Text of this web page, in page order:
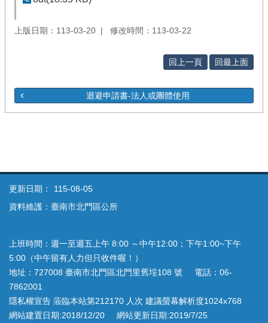
上版日期：113-03-20 修改時間：113-03-22
回上一頁 回最上面
迴避申請書-法人或團體使用
更新日期：
115-08-05
資料維護：臺南市北門區公所
上班時間：週一至週五上午 8:00 ～中午12:00；下午1:00~下午
5:00（中午留有人力但只收件喔！）
地址：727008 臺南市北門區北門里舊埕108 號 電話：06-
7862001
隱私權宣告 蒞臨本站第212170 人次 建議螢幕解析度1024x768
網站建置日期:2018/12/20 網站更新日期:2019/7/25